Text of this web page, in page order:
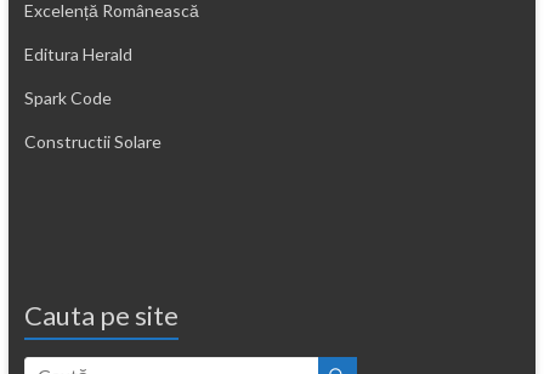
Excelență Românească
Editura Herald
Spark Code
Constructii Solare
Cauta pe site